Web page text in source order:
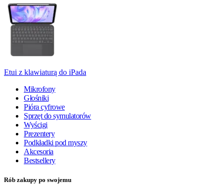
Etui z klawiaturą do iPada
Mikrofony
Głośniki
Pióra cyfrowe
Sprzęt do symulatorów
Wyścigi
Prezentery
Podkładki pod myszy
Akcesoria
Bestsellery
Rób zakupy po swojemu